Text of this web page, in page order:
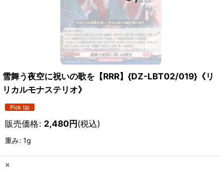
雪舞う夜空に祝いの歌を【RRR】{DZ-LBT02/019}《リ
リカルモナステリオ》
販売価格: 2,480円(税込)
重み: 1g
×